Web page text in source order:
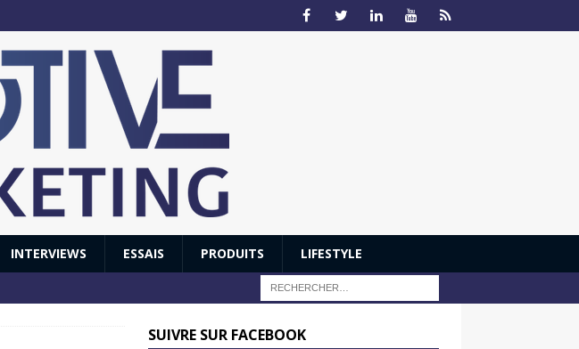
INTERVIEWS ESSAIS PRODUITS LIFESTYLE
SUIVRE SUR FACEBOOK